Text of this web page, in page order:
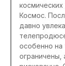
Космос.
давно
особенно
ограничены,